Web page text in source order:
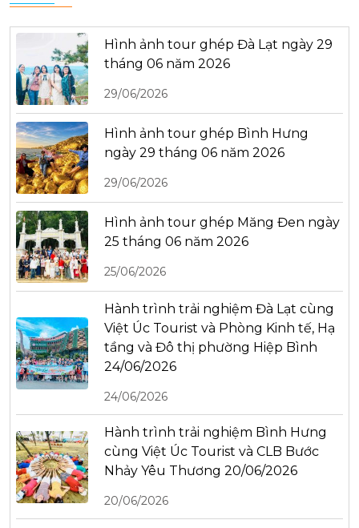
Hình ảnh tour ghép Đà Lạt ngày 29
tháng 06 năm 2026
29/06/2026
Hình ảnh tour ghép Bình Hưng
ngày 29 tháng 06 năm 2026
29/06/2026
Hình ảnh tour ghép Măng Đen ngày
25 tháng 06 năm 2026
25/06/2026
Hành trình trải nghiệm Đà Lạt cùng
Việt Úc Tourist và Phòng Kinh tế, Hạ
tầng và Đô thị phường Hiệp Bình
24/06/2026
24/06/2026
Hành trình trải nghiệm Bình Hưng
cùng Việt Úc Tourist và CLB Bước
Nhảy Yêu Thương 20/06/2026
20/06/2026